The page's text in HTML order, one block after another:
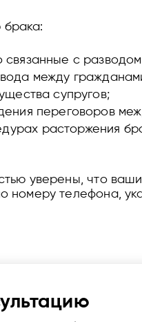
связанные с
между
супругов;
переговоров
расторжения
уверены, что
номеру телефона,